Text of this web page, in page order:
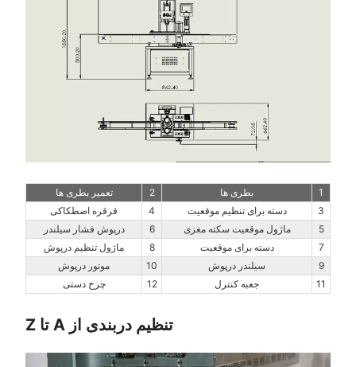
1 بطری ها 2
تعمیر بطری ها
3
دسته برای تنظیم موقعیت 4
قرقره اصطکاکی
5
ماژول موقعیت سکته مغزی 6
درپوش فشار سیلندر
7
دسته برای موقعیت 8
ماژول تنظیم درپوش
9
سیلندر درپوش 10
موتور درپوش
11
جعبه کنترل 12 چرخ دستی
تنظیم دربندی از A تا Z